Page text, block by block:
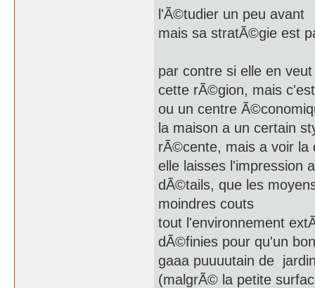
l'Ã©tudier un peu avant
mais sa stratÃ©gie est
par contre si elle en
cette rÃ©gion, mais
ou un centre
la maison a un certain
rÃ©cente, mais a voir
elle laisses l'impression
dÃ©tails, que les
moindres couts
tout l'environnement
dÃ©finies pour qu'un
gaaa puuuutain de
(malgrÃ© la petite